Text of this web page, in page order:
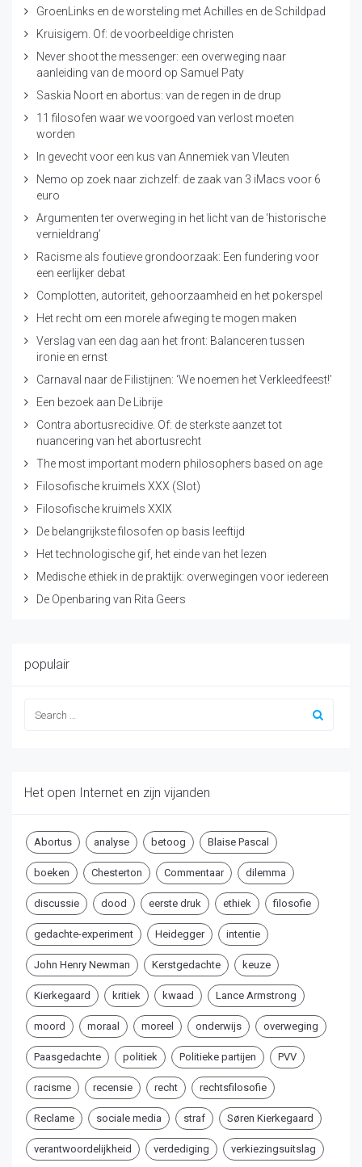
GroenLinks en de worsteling met Achilles en de Schildpad
Kruisigem. Of: de voorbeeldige christen
Never shoot the messenger: een overweging naar
aanleiding van de moord op Samuel Paty
Saskia Noort en abortus: van de regen in de drup
11 filosofen waar we voorgoed van verlost moeten
worden
In gevecht voor een kus van Annemiek van Vleuten
Nemo op zoek naar zichzelf: de zaak van 3 iMacs voor 6
euro
Argumenten ter overweging in het licht van de ‘historische
vernieldrang’
Racisme als foutieve grondoorzaak: Een fundering voor
een eerlijker debat
Complotten, autoriteit, gehoorzaamheid en het pokerspel
Het recht om een morele afweging te mogen maken
Verslag van een dag aan het front: Balanceren tussen
ironie en ernst
Carnaval naar de Filistijnen: ‘We noemen het Verkleedfeest!’
Een bezoek aan De Librije
Contra abortusrecidive. Of: de sterkste aanzet tot
nuancering van het abortusrecht
The most important modern philosophers based on age
Filosofische kruimels XXX (Slot)
Filosofische kruimels XXIX
De belangrijkste filosofen op basis leeftijd
Het technologische gif, het einde van het lezen
Medische ethiek in de praktijk: overwegingen voor iedereen
De Openbaring van Rita Geers
populair
Het open Internet en zijn vijanden
Abortus analyse betoog Blaise Pascal
boeken Chesterton Commentaar dilemma
discussie dood eerste druk ethiek filosofie
gedachte-experiment Heidegger intentie
John Henry Newman Kerstgedachte keuze
Kierkegaard kritiek kwaad Lance Armstrong
moord moraal moreel onderwijs overweging
Paasgedachte politiek Politieke partijen PVV
racisme recensie recht rechtsfilosofie
Reclame sociale media straf Søren Kierkegaard
verantwoordelijkheid verdediging verkiezingsuitslag